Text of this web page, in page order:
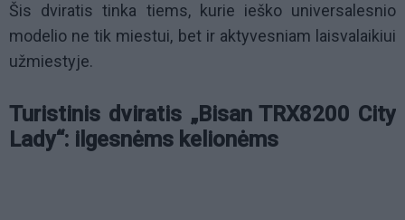
Šis dviratis tinka tiems, kurie ieško universalesnio
modelio ne tik miestui, bet ir aktyvesniam laisvalaikiui
užmiestyje.
Turistinis dviratis „Bisan TRX8200 City
Lady“: ilgesnėms kelionėms